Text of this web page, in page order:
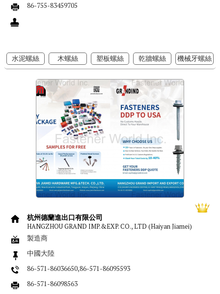
86-755-83459705
水泥螺絲 木螺絲 塑板螺絲 乾牆螺絲 機械牙螺絲
杭州德蘭進出口有限公司
HANGZHOU GRAND IMP.&EXP. CO., LTD (Haiyan Jiamei)
製造商
中國大陸
86-571-86036650,86-571-86095593
86-571-86098563